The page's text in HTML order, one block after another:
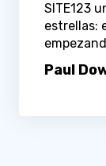
SITE123
estrellas:
Paul